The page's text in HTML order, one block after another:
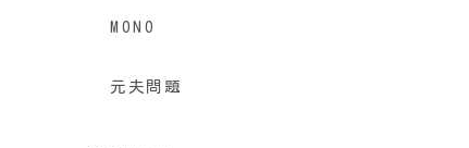
MONO
元夫問題